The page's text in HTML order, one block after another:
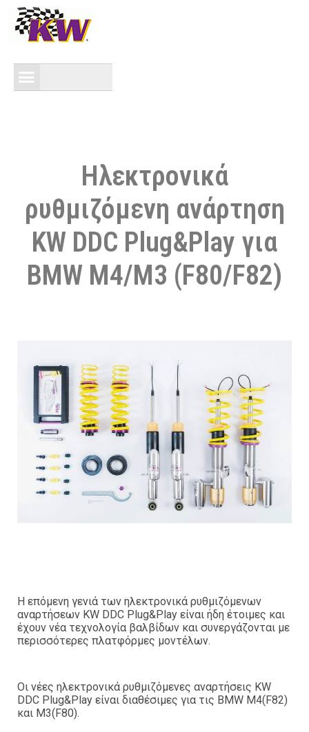
Ηλεκτρονικά
ρυθμιζόμενη ανάρτηση
KW DDC Plug&Play για
BMW M4/M3 (F80/F82)
Η επόμενη γενιά των ηλεκτρονικά ρυθμιζόμενων
αναρτήσεων KW DDC Plug&Play είναι ήδη έτοιμες και
έχουν νέα τεχνολογία βαλβίδων και συνεργάζονται με
περισσότερες πλατφόρμες μοντέλων.
Οι νέες ηλεκτρονικά ρυθμιζόμενες αναρτήσεις KW
DDC Plug&Play είναι διαθέσιμες για τις BMW M4(F82)
και M3(F80).